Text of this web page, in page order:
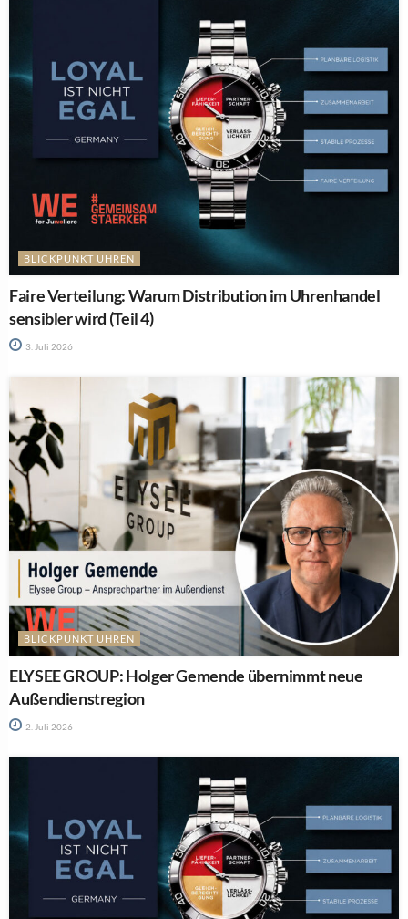
BLICKPUNKT UHREN
Faire Verteilung: Warum Distribution im Uhrenhandel
sensibler wird (Teil 4)
3. Juli 2026
BLICKPUNKT UHREN
ELYSEE GROUP: Holger Gemende übernimmt neue
Außendienstregion
2. Juli 2026